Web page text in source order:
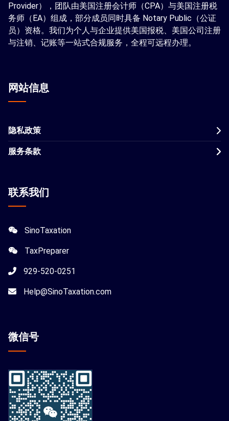
Provider），团队由美国注册会计师（CPA）与美国注册税
务师（EA）组成，部分成员同时具备 Notary Public（公证
员）资格。我们为个人与企业提供美国报税、美国公司注册
与注销、记账等一站式合规服务，全程可远程办理。
网站信息
隐私政策
服务条款
联系我们
SinoTaxation
TaxPreparer
929-520-0251
Help@SinoTaxation.com
微信号